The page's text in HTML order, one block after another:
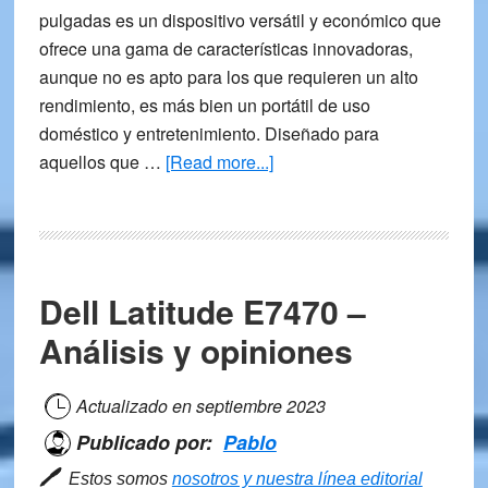
pulgadas es un dispositivo versátil y económico que
ofrece una gama de características innovadoras,
aunque no es apto para los que requieren un alto
rendimiento, es más bien un portátil de uso
doméstico y entretenimiento. Diseñado para
aquellos que … [Read more...]about
3
Gen
6
–
Dell Latitude E7470 –
Análisis y opiniones
Actualizado enseptiembre 2023
Publicado por: Pablo
🖊 Estos somos nosotros y nuestra línea editorial